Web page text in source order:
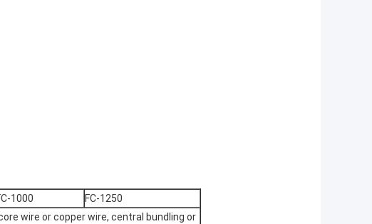
1000
FC-1250
wire or copper wire, central bundling or